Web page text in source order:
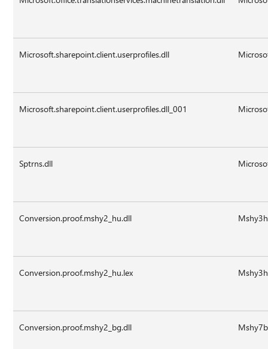
Microsoft.sharepoint.client.userprofiles.dll
Microsoft.sharepoint.client.userprofiles.dll_001
Sptrns.dll
Conversion.proof.mshy2_hu.dll
Conversion.proof.mshy2_hu.lex
Conversion.proof.mshy2_bg.dll